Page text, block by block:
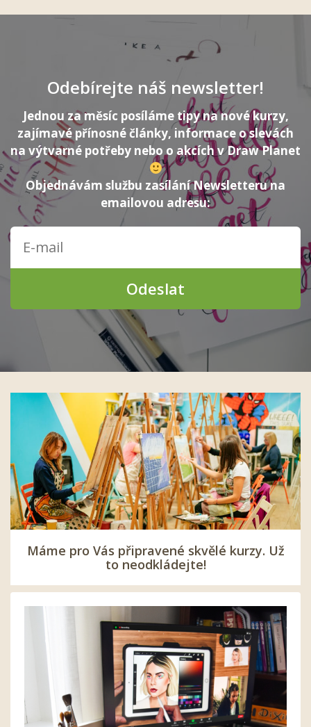
Odebírejte náš newsletter!
Jednou za měsíc posíláme tipy na nové kurzy,
zajímavé přínosné články, informace o slevách
na výtvarné potřeby nebo o akcích v Draw Planet
Objednávám službu zasílání Newsletteru na
emailovou adresu:
Odeslat
Máme pro Vás připravené skvělé kurzy. Už
to neodkládejte!